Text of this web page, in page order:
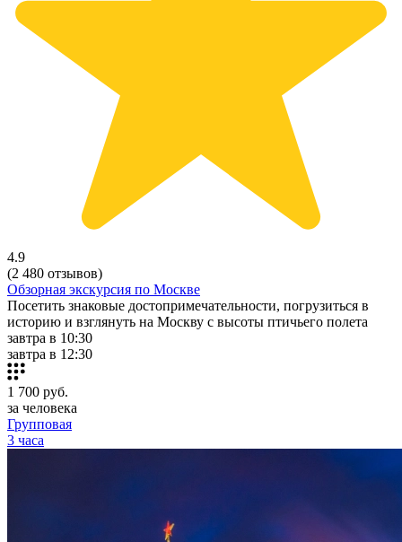
4.9
(2 480 отзывов)
Обзорная экскурсия по Москве
Посетить знаковые достопримечательности, погрузиться в
историю и взглянуть на Москву с высоты птичьего полета
завтра в 10:30
завтра в 12:30
1 700 руб.
за человека
Групповая
3 часа